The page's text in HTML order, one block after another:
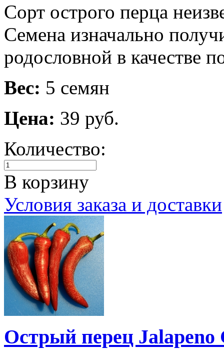
Сорт острого перца
Семена изначально
родословной в качестве
Вес: 5 семян
Цена: 39 руб.
Количество:
В корзину
Условия заказа и доставки
Острый перец Jalapeno